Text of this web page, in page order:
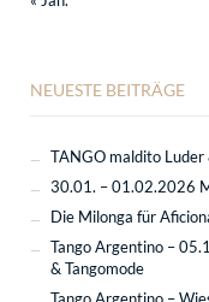
NEUESTE BEITRÄGE
TANGO maldito Luder
30.01. – 01.02.2026
Die Milonga für
Tango Argentino –
& Tangomode
Tango Argentino –